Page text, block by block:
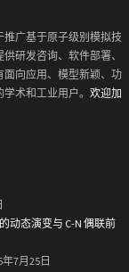
广基于原子级别模拟技
研发咨询、软件部署、
向应用、模型新颖、功
术和工业用户。 欢迎加
动态演变与 C-N 偶联前
年7月25日